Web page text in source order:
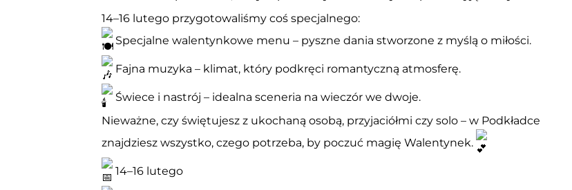
14–16 lutego przygotowaliśmy coś specjalnego:
Specjalne walentynkowe menu – pyszne dania stworzone z myślą o miłości.
Fajna muzyka – klimat, który podkręci romantyczną atmosferę.
Świece i nastrój – idealna sceneria na wieczór we dwoje.
Nieważne, czy świętujesz z ukochaną osobą, przyjaciółmi czy solo – w Podkładce
znajdziesz wszystko, czego potrzeba, by poczuć magię Walentynek.
14–16 lutego